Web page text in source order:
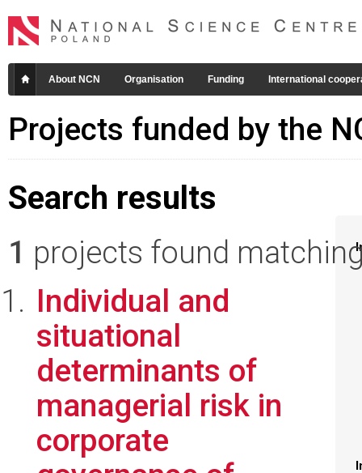
About NCN Organisation Funding International
Projects funded by the
Search results
1 projects found
Individual and
situational
determinants of
managerial risk in
corporate